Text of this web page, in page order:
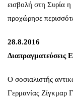
εισβολή στη Συρία
προχώρησε
28.8.2016
Ο σοσιαλιστής
Γερμανίας Ζίγκμαρ